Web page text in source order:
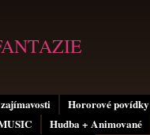
Hororové povídky
Hudba + Animované